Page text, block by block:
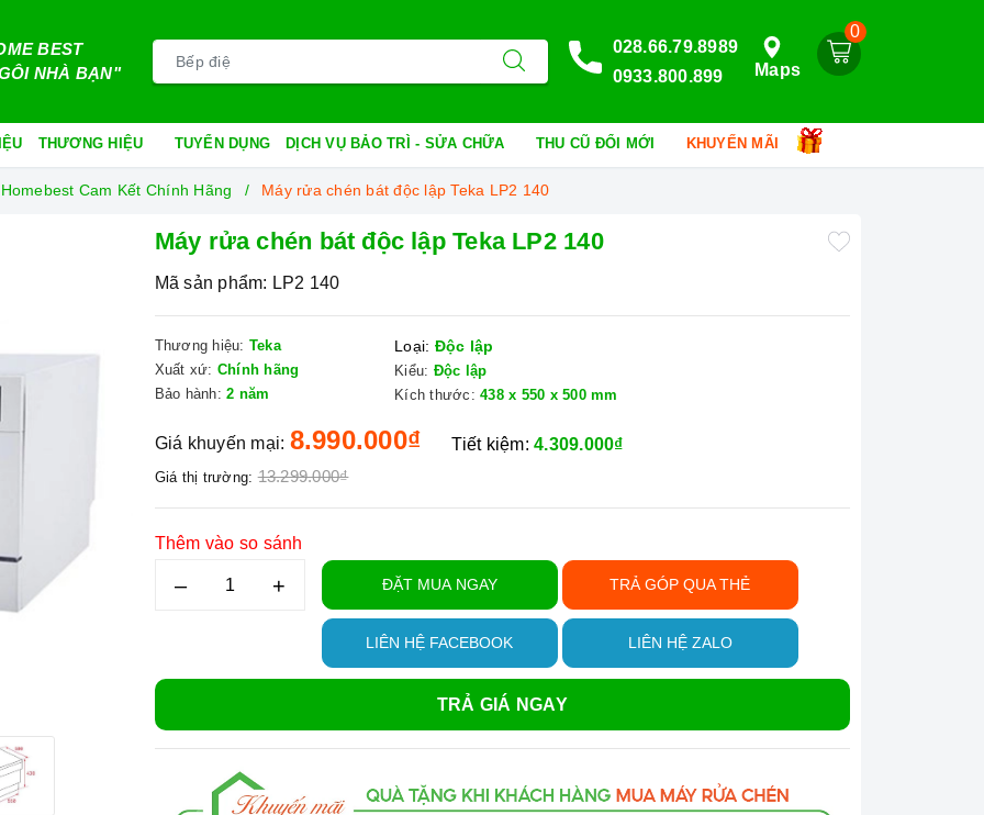
BEST
NHÀ BẠN"
0
Maps
028.66.79.8989
0933.800.899
THƯƠNG HIỆU TUYỂN DỤNG DỊCH VỤ BẢO TRÌ - SỬA CHỮA THU CŨ ĐỔI MỚI KHUYẾN MÃI
Cam Kết Chính Hãng Máy rửa chén bát độc lập Teka LP2 140
Máy rửa chén bát độc lập Teka LP2 140
Mã sản phẩm: LP2 140
Thương hiệu: Teka
Xuất xứ: Chính hãng
Bảo hành: 2 năm
Loại: Độc lập
Kiểu: Độc lập
Kích thước: 438 x 550 x 500 mm
Giá khuyến mại: 8.990.000₫
Giá thị trường: 13.299.000₫
Tiết kiệm:4.309.000₫
Thêm vào so sánh
– + ĐẶT MUA NGAY TRẢ GÓP QUA THẺ
LIÊN HỆ FACEBOOK LIÊN HỆ ZALO
TRẢ GIÁ NGAY